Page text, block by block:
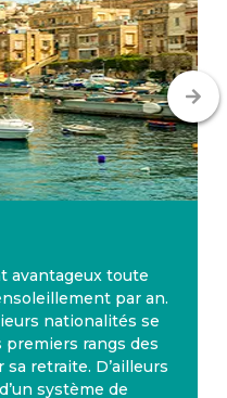
avantageux toute
par an.
nationalités se
rangs des
retraite. D’ailleurs
système de